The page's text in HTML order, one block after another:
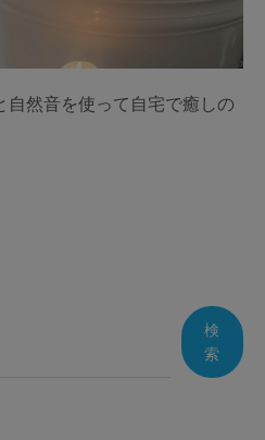
自然音を使って自宅で癒しの
検
索